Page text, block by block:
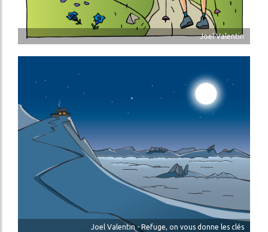
Joel Valentin
Joel Valentin - Refuge, on vous donne les clés